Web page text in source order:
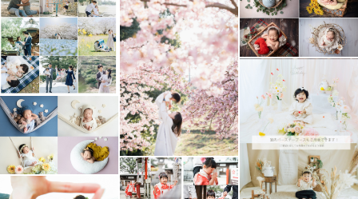
【佐賀】
・唐津神社・陶山神社・武雄神社・与賀神社
▪︎▪︎▪︎▪︎▪︎▪︎▪︎▪︎▪︎▪︎▪︎▪︎▪︎▪︎▪︎▪︎
☘️【公園や神社などの撮影に特におすすめの時間帯】☘️
快晴の場合日差しが強くなり顔に影ができるため、午前は
早ければ早いほど、
午後は遅ければ遅いほどおすすめです。